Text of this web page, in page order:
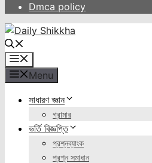
Dmca policy
Menu
সাধারণ জ্ঞান
গ্রামার
ভর্তি বিজ্ঞপ্তি
প্রশ্নব্যাংক
প্রশ্ন সমাধান